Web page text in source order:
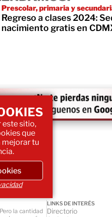
Prescolar, primaria y
Regreso a clases 2024:
nacimiento gratis en
la cantidad
LINKS DE INTERÉS
Directorio
este sitio,
que
mejorar tu